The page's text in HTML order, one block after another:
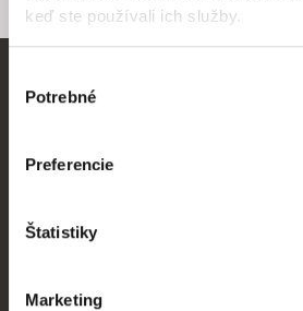
keď ste používali ich služby.
súhlasu
Potrebné
Preferencie
Štatistiky
Marketing
Portál DAFilms vznikol vďaka tvorivej
európskych festivalov dokumentárneho filmu